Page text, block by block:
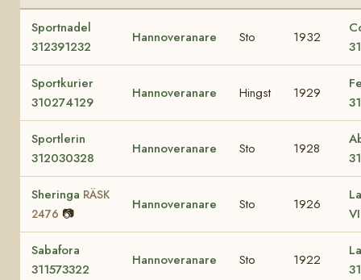
Sportnadel
312391232
Hannoveranare Sto 1932
Sportkurier
310274129
Hannoveranare Hingst 1929
Sportlerin
312030328
Hannoveranare Sto 1928
Sheringa RÄSK
2476 📷
Hannoveranare Sto 1926
Sabafora
311573322
Hannoveranare Sto 1922